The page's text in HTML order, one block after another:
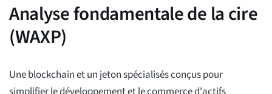
Analyse fondamentale de la cire
(WAXP)
Une blockchain et un jeton spécialisés conçus pour